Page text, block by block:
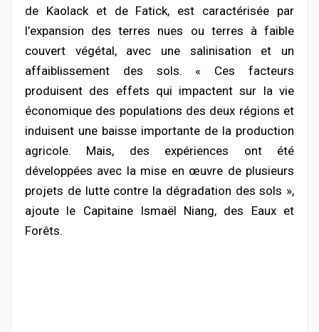
de Kaolack et de Fatick, est caractérisée par
l’expansion des terres nues ou terres à faible
couvert végétal, avec une salinisation et un
affaiblissement des sols. « Ces facteurs
produisent des effets qui impactent sur la vie
économique des populations des deux régions et
induisent une baisse importante de la production
agricole. Mais, des expériences ont été
développées avec la mise en œuvre de plusieurs
projets de lutte contre la dégradation des sols »,
ajoute le Capitaine Ismaël Niang, des Eaux et
Forêts.